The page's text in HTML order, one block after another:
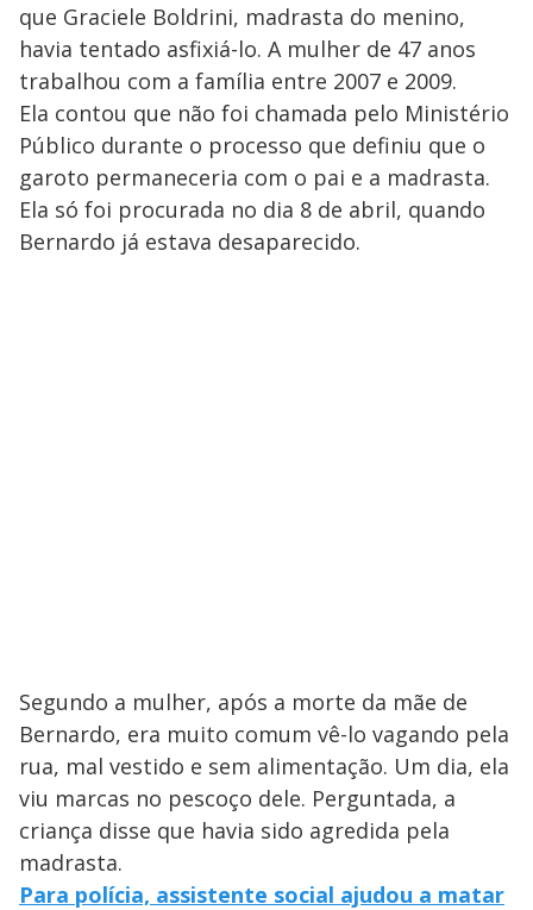
que Graciele Boldrini, madrasta do menino,
havia tentado asfixiá-lo. A mulher de 47 anos
trabalhou com a família entre 2007 e 2009.
Ela contou que não foi chamada pelo Ministério
Público durante o processo que definiu que o
garoto permaneceria com o pai e a madrasta.
Ela só foi procurada no dia 8 de abril, quando
Bernardo já estava desaparecido.
Segundo a mulher, após a morte da mãe de
Bernardo, era muito comum vê-lo vagando pela
rua, mal vestido e sem alimentação. Um dia, ela
viu marcas no pescoço dele. Perguntada, a
criança disse que havia sido agredida pela
madrasta.
Para polícia, assistente social ajudou a matar